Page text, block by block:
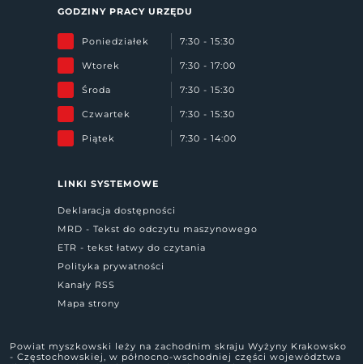
GODZINY PRACY URZĘDU
Poniedziałek 7:30 - 15:30
Wtorek 7:30 - 17:00
Środa 7:30 - 15:30
Czwartek 7:30 - 15:30
Piątek 7:30 - 14:00
LINKI SYSTEMOWE
Deklaracja dostępności
MRD - Tekst do odczytu maszynowego
ETR - tekst łatwy do czytania
Polityka prywatności
Kanały RSS
Mapa strony
Powiat myszkowski leży na zachodnim skraju Wyżyny Krakowsko
- Częstochowskiej, w północno-wschodniej części województwa